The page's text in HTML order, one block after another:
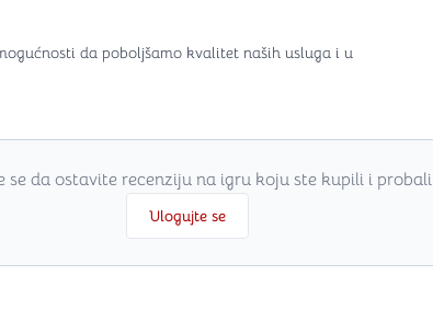
da poboljšamo kvalitet naših usluga i u
se da ostavite recenziju na igru koju ste kupili i
Ulogujte se